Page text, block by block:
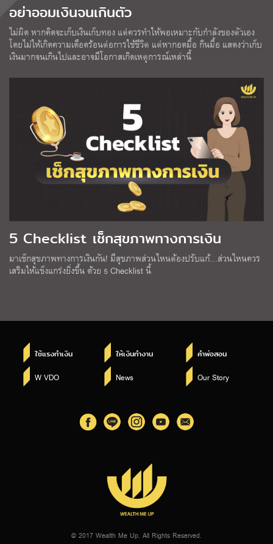
อย่าออมเงินจนเกินตัว
ไม่ผิด หากคิดจะเก็บเงินเก็บทอง แต่ควรทำให้พอเหมาะกับกำลังของตัวเอง
โดยไม่ให้เกิดความเดือดร้อนต่อการใช้ชีวิต แต่หากอดมื้อ กินมื้อ แสดงว่าเก็บ
เงินมากจนเกินไปและอาจมีโอกาสเกิดเหตุการณ์เหล่านี้
5 Checklist เช็กสุขภาพทางการเงิน
มาเช็กสุขภาพทางการเงินกัน! มีสุขภาพส่วนไหนต้องปรับแก้…ส่วนไหนควร
เสริมให้แข็งแกร่งยิ่งขึ้น ด้วย 5 Checklist นี้
ใช้แรงทำเงิน ให้เงินทำงาน คำพ่อสอน
W VDO News Our Story
© 2017 Wealth Me Up. All Rights Reserved.